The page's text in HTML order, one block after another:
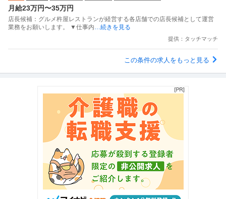
月給23万円〜35万円
店長候補：グルメ杵屋レストランが経営する各店舗での店長候補として運営
業務をお願いします。 ▼仕事内 …続きを見る
提供：タッチマッチ
この条件の求人をもっと見る